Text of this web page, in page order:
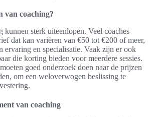
van coaching?
kunnen sterk uiteenlopen. Veel coaches
dat kan variëren van €50 tot €200 of meer,
ervaring en specialisatie. Vaak zijn er ook
die korting bieden voor meerdere sessies.
goed onderzoek doen naar de prijzen
om een weloverwogen beslissing te
van coaching